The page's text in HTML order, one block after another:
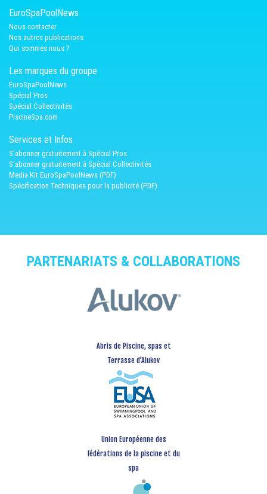
EuroSpaPoolNews
Nous contacter
Nos autres publications
Qui sommes nous ?
Les marques du groupe
EuroSpaPoolNews
Spécial Pros
Spécial Collectivités
PiscineSpa.com
Services et Infos
S'abonner gratuitement à Spécial Pros
S'abonner gratuitement à Spécial Collectivités
Media Kit EuroSpaPoolNews (PDF)
Spécification Techniques pour la publicité (PDF)
PARTENARIATS & COLLABORATIONS
Abris de Piscine, spas et
Terrasse d’Alukov
Union Européenne des
fédérations de la piscine et du
spa